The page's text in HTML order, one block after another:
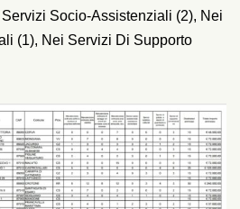
Socio-Assistenziali (2), Nei
(1), Nei Servizi Di Supporto